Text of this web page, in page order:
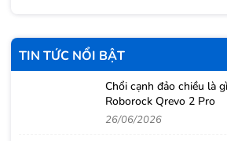
TIN TỨC NỔI BẬT
Chổi cạnh đảo chiều là
Roborock Qrevo 2 Pro
26/06/2026